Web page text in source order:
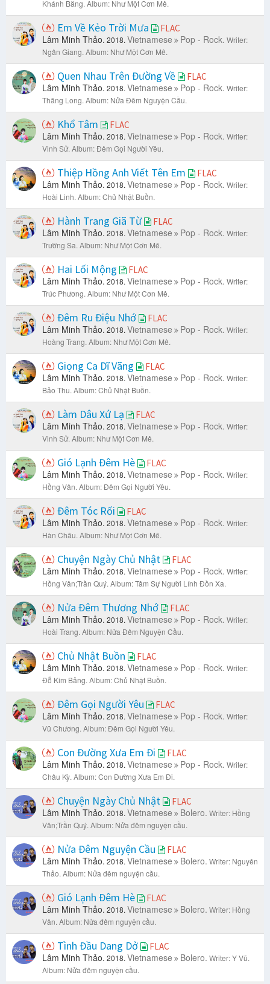
Khánh Băng. Album: Như Một Cơn Mê.
Em Về Kẻo Trời Mưa FLAC
Lâm Minh Thảo. 2018. Vietnamese Pop - Rock. Writer:
Ngân Giang. Album: Như Một Cơn Mê.
Quen Nhau Trên Đường Về FLAC
Lâm Minh Thảo. 2018. Vietnamese Pop - Rock. Writer:
Thăng Long. Album: Nửa Đêm Nguyện Cầu.
Khổ Tâm FLAC
Lâm Minh Thảo. 2018. Vietnamese Pop - Rock. Writer:
Vinh Sử. Album: Đêm Gọi Người Yêu.
Thiệp Hồng Anh Viết Tên Em FLAC
Lâm Minh Thảo. 2018. Vietnamese Pop - Rock. Writer:
Hoài Linh. Album: Chủ Nhật Buồn.
Hành Trang Giã Từ FLAC
Lâm Minh Thảo. 2018. Vietnamese Pop - Rock. Writer:
Trường Sa. Album: Như Một Cơn Mê.
Hai Lối Mộng FLAC
Lâm Minh Thảo. 2018. Vietnamese Pop - Rock. Writer:
Trúc Phương. Album: Như Một Cơn Mê.
Đêm Ru Điệu Nhớ FLAC
Lâm Minh Thảo. 2018. Vietnamese Pop - Rock. Writer:
Hoàng Trang. Album: Như Một Cơn Mê.
Giọng Ca Dĩ Vãng FLAC
Lâm Minh Thảo. 2018. Vietnamese Pop - Rock. Writer:
Bảo Thu. Album: Chủ Nhật Buồn.
Làm Dâu Xứ Lạ FLAC
Lâm Minh Thảo. 2018. Vietnamese Pop - Rock. Writer:
Vinh Sử. Album: Như Một Cơn Mê.
Gió Lạnh Đêm Hè FLAC
Lâm Minh Thảo. 2018. Vietnamese Pop - Rock. Writer:
Hồng Vân. Album: Đêm Gọi Người Yêu.
Đêm Tóc Rối FLAC
Lâm Minh Thảo. 2018. Vietnamese Pop - Rock. Writer:
Hàn Châu. Album: Như Một Cơn Mê.
Chuyện Ngày Chủ Nhật FLAC
Lâm Minh Thảo. 2018. Vietnamese Pop - Rock. Writer:
Hồng Vân;Trần Quý. Album: Tâm Sự Người Lính Đồn Xa.
Nửa Đêm Thương Nhớ FLAC
Lâm Minh Thảo. 2018. Vietnamese Pop - Rock. Writer:
Hoài Trang. Album: Nửa Đêm Nguyện Cầu.
Chủ Nhật Buồn FLAC
Lâm Minh Thảo. 2018. Vietnamese Pop - Rock. Writer:
Đỗ Kim Bảng. Album: Chủ Nhật Buồn.
Đêm Gọi Người Yêu FLAC
Lâm Minh Thảo. 2018. Vietnamese Pop - Rock. Writer:
Vũ Chương. Album: Đêm Gọi Người Yêu.
Con Đường Xưa Em Đi FLAC
Lâm Minh Thảo. 2018. Vietnamese Pop - Rock. Writer:
Châu Kỳ. Album: Con Đường Xưa Em Đi.
Chuyện Ngày Chủ Nhật FLAC
Lâm Minh Thảo. 2018. Vietnamese Bolero. Writer: Hồng
Vân;Trần Quý. Album: Nửa đêm nguyện cầu.
Nửa Đêm Nguyện Cầu FLAC
Lâm Minh Thảo. 2018. Vietnamese Bolero. Writer: Nguyên
Thảo. Album: Nửa đêm nguyện cầu.
Gió Lạnh Đêm Hè FLAC
Lâm Minh Thảo. 2018. Vietnamese Bolero. Writer: Hồng
Vân. Album: Nửa đêm nguyện cầu.
Tình Đầu Dang Dở FLAC
Lâm Minh Thảo. 2018. Vietnamese Bolero. Writer: Y Vũ.
Album: Nửa đêm nguyện cầu.